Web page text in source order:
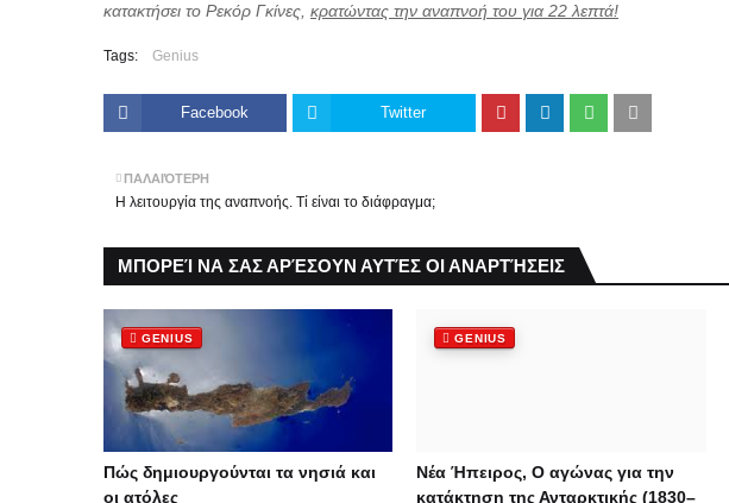
κατακτήσει το Ρεκόρ Γκίνες, κρατώντας την αναπνοή του για 22 λεπτά!
Tags: Genius
Facebook Twitter
ΠΑΛΑΙΌΤΕΡΗ
Η λειτουργία της αναπνοής. Τί είναι το διάφραγμα;
ΜΠΟΡΕΊ ΝΑ ΣΑΣ ΑΡΈΣΟΥΝ ΑΥΤΈΣ ΟΙ ΑΝΑΡΤΉΣΕΙΣ
GENIUS
Πώς δημιουργούνται τα νησιά και
οι ατόλες
GENIUS
Νέα Ήπειρος, Ο αγώνας για την
κατάκτηση της Ανταρκτικής (1830–